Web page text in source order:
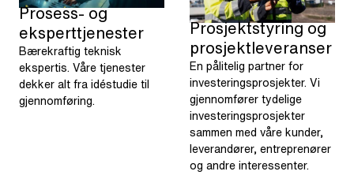
Prosess- og
eksperttjenester
Bærekraftig teknisk
ekspertis. Våre tjenester
dekker alt fra idéstudie til
gjennomføring.
Prosjektstyring og
prosjektleveranser
En pålitelig partner for
investeringsprosjekter. Vi
gjennomfører tydelige
investeringsprosjekter
sammen med våre kunder,
leverandører, entreprenører
og andre interessenter.